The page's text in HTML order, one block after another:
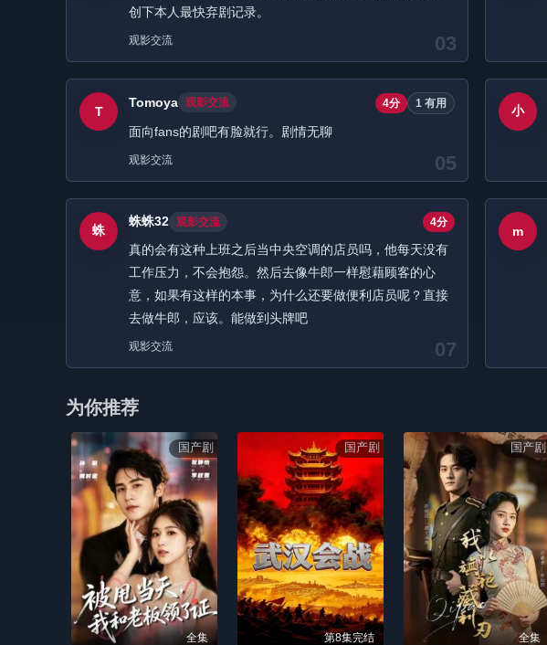
03
创下本人最快弃剧记录。
观影交流
05
T
Tomoya 观影交流 4分 1 有用
面向fans的剧吧有脸就行。剧情无聊
观影交流
小
07
蛛
蛛蛛32 观影交流 4分
真的会有这种上班之后当中央空调的店员吗，他每天没有
工作压力，不会抱怨。然后去像牛郎一样慰藉顾客的心
意，如果有这样的本事，为什么还要做便利店员呢？直接
去做牛郎，应该。能做到头牌吧
观影交流
m
为你推荐
国产剧
全集
国产剧
第8集完结
国产剧
全集